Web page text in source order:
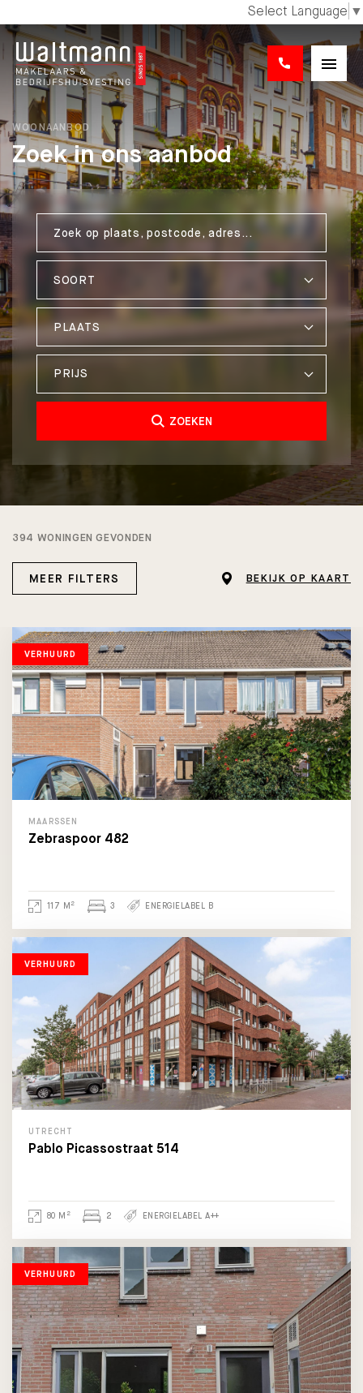
Select Language ▼
WOONAANBOD
Zoek in ons aanbod
PRIJS
ZOEKEN
394 WONINGEN GEVONDEN
MEER FILTERS BEKIJK OP KAART
VERHUURD
MAARSSEN
Zebraspoor 482
117 M 2 3 ENERGIELABEL B
VERHUURD
UTRECHT
Pablo Picassostraat 514
80 M 2 2 ENERGIELABEL A++
VERHUURD